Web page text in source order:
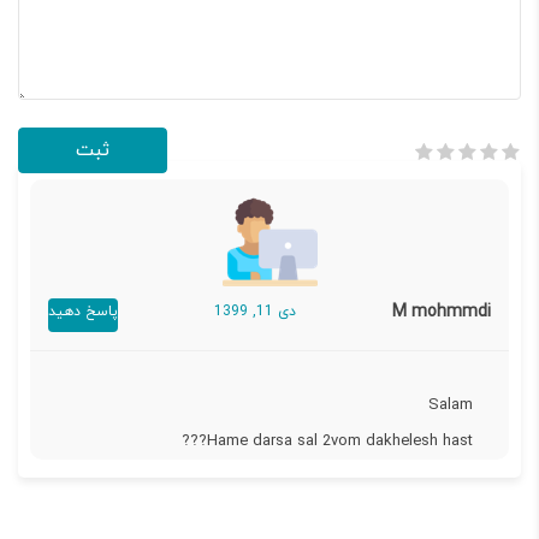
M mohmmdi دی 11, 1399 پاسخ دهید
Salam
Hame darsa sal 2vom dakhelesh hast???